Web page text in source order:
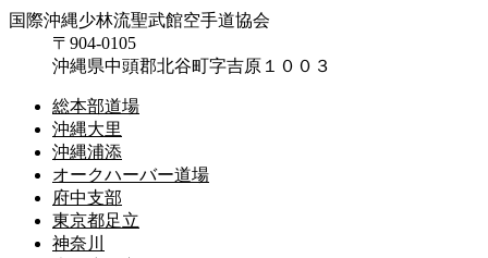
国際沖縄少林流聖武館空手道協会
〒904-0105
沖縄県中頭郡北谷町字吉原１００３
総本部道場
沖縄大里
沖縄浦添
オークハーバー道場
府中支部
東京都足立
神奈川